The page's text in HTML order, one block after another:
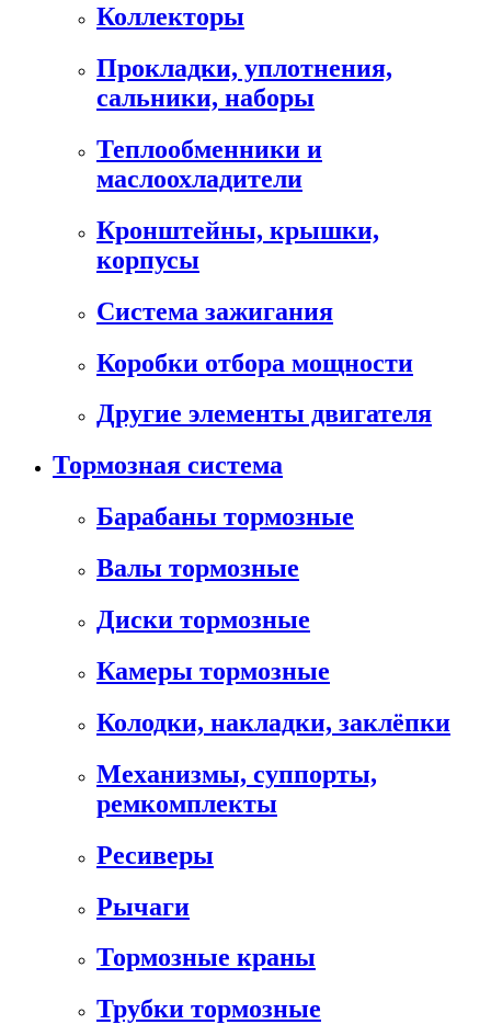
Коллекторы
Прокладки, уплотнения,
сальники, наборы
Теплообменники и
маслоохладители
Кронштейны, крышки,
корпусы
Cистема зажигания
Коробки отбора мощности
Другие элементы двигателя
Тормозная система
Барабаны тормозные
Валы тормозные
Диски тормозные
Камеры тормозные
Колодки, накладки, заклёпки
Механизмы, суппорты,
ремкомплекты
Ресиверы
Рычаги
Тормозные краны
Трубки тормозные